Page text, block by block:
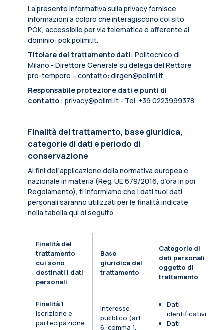
La presente informativa sulla privacy fornisce
informazioni a coloro che interagiscono col sito
POK, accessibile per via telematica e afferente al
dominio: pok.polimi.it.
Titolare del trattamento dati: Politecnico di
Milano - Direttore Generale su delega del Rettore
pro-tempore – contatto: dirgen@polimi.it.
Responsabile protezione dati e punti di
contatto : privacy@polimi.it - Tel. +39 0223999378
Finalità del trattamento, base giuridica,
categorie di dati e periodo di
conservazione
Ai fini dell’applicazione della normativa europea e
nazionale in materia (Reg. UE 679/2016, d’ora in poi
Regolamento), ti informiamo che i dati tuoi dati
personali saranno utilizzati per le finalità indicate
nella tabella qui di seguito.
Finalità del
trattamento
cui sono
destinati i dati
personali
Base
giuridica del
trattamento
Categorie di
dati personali
oggetto di
trattamento
Finalità 1
Iscrizione e
partecipazione
Interesse
pubblico (art.
6, comma 1,
Dati
identificativi
Dati